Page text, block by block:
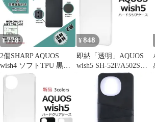
¥778
2個SHARP AQUOS
wish4 ソフトTPU 黒色
ケースd
¥848
即納「透明」AQUOS
wish5 SH-52F/A502SH
用ハードケース新品